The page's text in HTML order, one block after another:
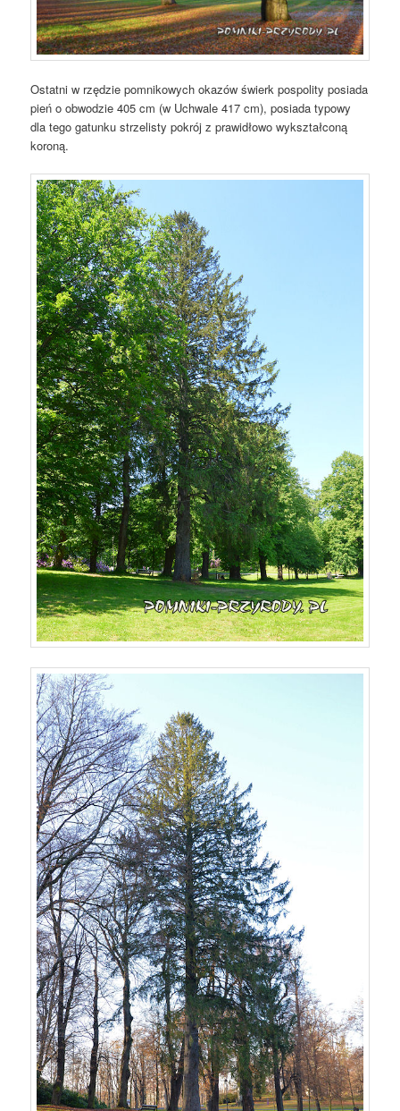
Ostatni w rzędzie pomnikowych okazów świerk pospolity posiada
pień o obwodzie 405 cm (w Uchwale 417 cm), posiada typowy
dla tego gatunku strzelisty pokrój z prawidłowo wykształconą
koroną.